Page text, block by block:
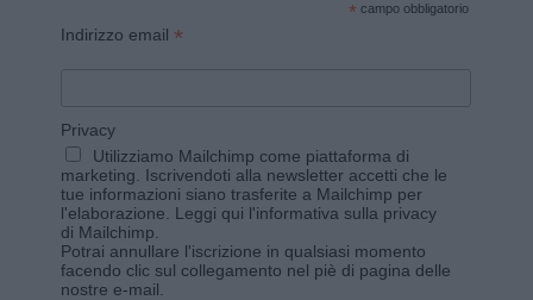
* campo obbligatorio
Indirizzo email *
Privacy
Utilizziamo Mailchimp come piattaforma di
marketing. Iscrivendoti alla newsletter accetti che le
tue informazioni siano trasferite a Mailchimp per
l'elaborazione. Leggi qui l'informativa sulla privacy
di Mailchimp
Potrai annullare l'iscrizione in qualsiasi momento
facendo clic sul collegamento nel piè di pagina delle
nostre e-mail.